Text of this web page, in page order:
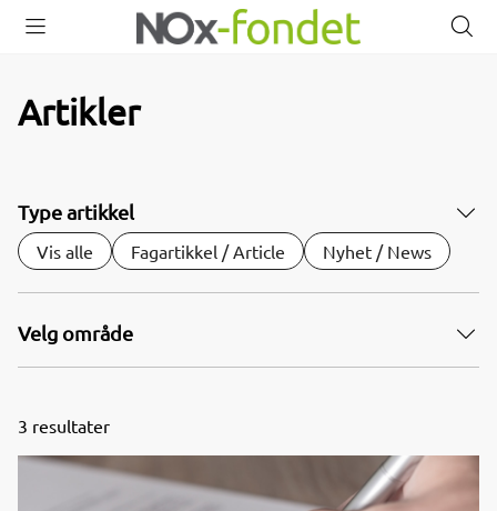
Artikler
Type artikkel
Vis alle Fagartikkel / Article Nyhet / News
Velg område
3 resultater